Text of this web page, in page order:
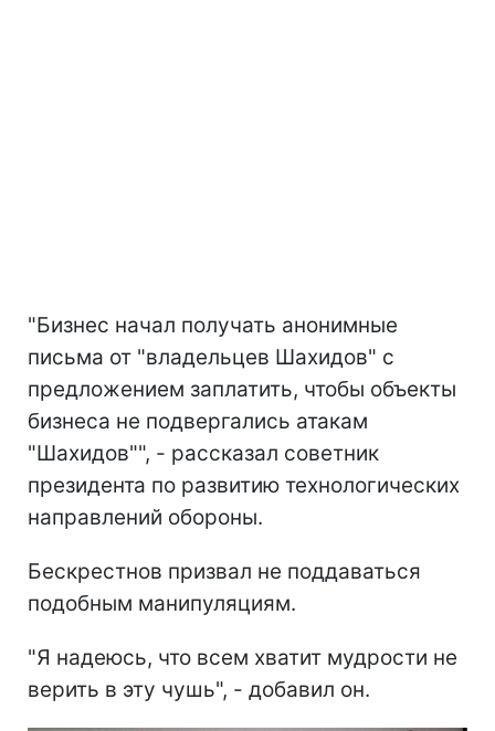
"Бизнес начал получать анонимные
письма от "владельцев Шахидов" с
предложением заплатить, чтобы объекты
бизнеса не подвергались атакам
"Шахидов"", - рассказал советник
президента по развитию технологических
направлений обороны.
Бескрестнов призвал не поддаваться
подобным манипуляциям.
"Я надеюсь, что всем хватит мудрости не
верить в эту чушь", - добавил он.